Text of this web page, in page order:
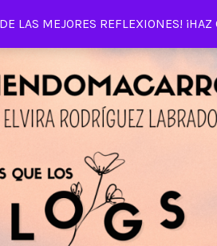
LAS MEJORES REFLEXIONES!